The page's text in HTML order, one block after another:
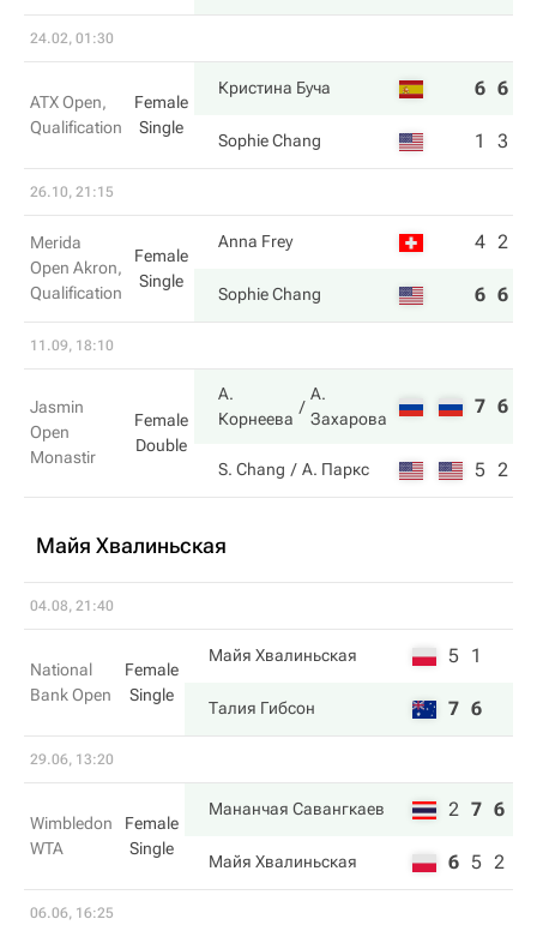
24.02, 01:30
ATX Open,
Qualification
Female
Single
Кристина Буча 6 6
Sophie Chang 1 3
26.10, 21:15
Merida
Open Akron,
Qualification
Female
Single
Anna Frey 4 2
Sophie Chang 6 6
11.09, 18:10
Jasmin
Open
Monastir
Female
Double
А.
Корнеева
А.
Захарова
7 6
S. Chang А. Паркс 5 2
Майя Хвалиньская
04.08, 21:40
National
Bank Open
Female
Single
Майя Хвалиньская 5 1
Талия Гибсон 7 6
29.06, 13:20
Wimbledon
WTA
Female
Single
Мананчая Савангкаев 2 7 6
Майя Хвалиньская 6 5 2
06.06, 16:25